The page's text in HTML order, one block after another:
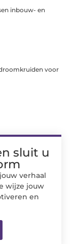
inbouw- en
voor
sluit u
verhaal
wijze jouw
en